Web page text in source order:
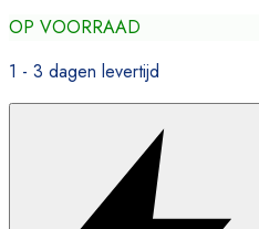
OP VOORRAAD
1 - 3 dagen levertijd